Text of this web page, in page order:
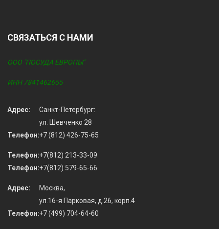
СВЯЗАТЬСЯ С НАМИ
ООО "ПОСУДА ЕВРОПЫ"
ИНН 7841462655
Адрес:
Санкт-Петербург:
ул. Шевченко 28
Телефон:+7 (812) 426-75-65
Телефон:+7(812) 213-33-09
Телефон:+7(812) 579-65-66
Адрес:
Москва,
ул.16-я Парковая, д.26, корп.4
Телефон:+7 (499) 704-64-60